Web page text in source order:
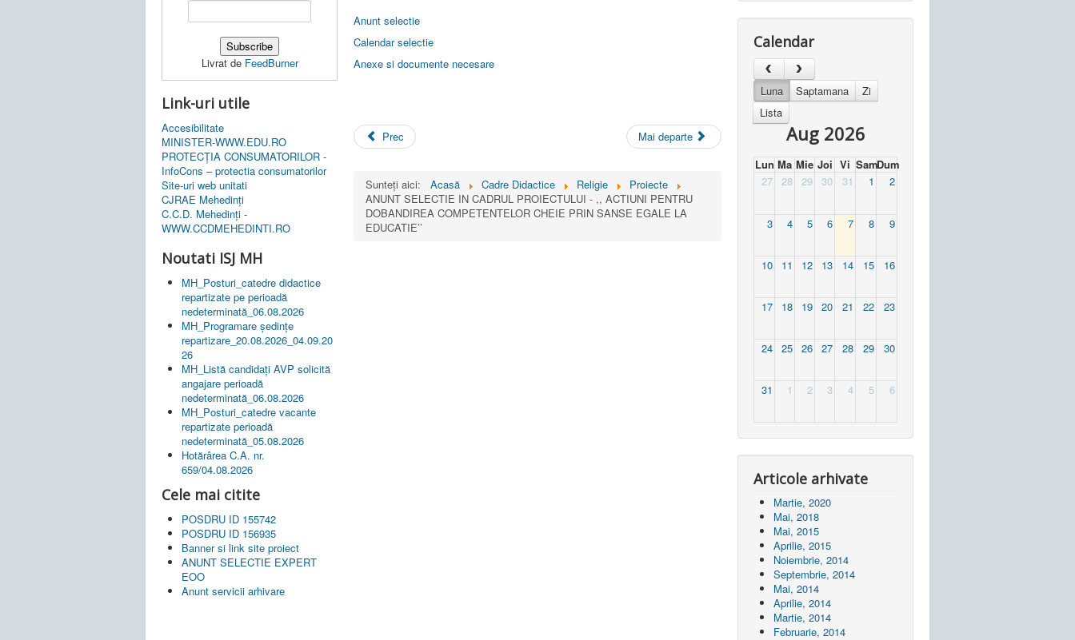
Livrat de FeedBurner
Link-uri utile
Accesibilitate
MINISTER-WWW.EDU.RO
PROTECȚIA CONSUMATORILOR -
InfoCons – protectia consumatorilor
Site-uri web unitati
CJRAE Mehedinți
C.C.D. Mehedinţi -
WWW.CCDMEHEDINTI.RO
Noutati ISJ MH
MH_Posturi_catedre didactice
repartizate pe perioadă
nedeterminată_06.08.2026
MH_Programare ședințe
repartizare_20.08.2026_04.09.20
26
MH_Listă candidați AVP solicită
angajare perioadă
nedeterminată_06.08.2026
MH_Posturi_catedre vacante
repartizate perioadă
nedeterminată_05.08.2026
Hotărârea C.A. nr.
659/04.08.2026
Cele mai citite
POSDRU ID 155742
POSDRU ID 156935
Banner si link site proiect
ANUNT SELECTIE EXPERT
EOO
Anunt servicii arhivare
Anunt selectie
Calendar selectie
Anexe si documente necesare
Prec Mai departe
Sunteți aici: Acasă Cadre Didactice Religie
Proiecte
ANUNT SELECTIE IN CADRUL PROIECTULUI - ,, ACTIUNI PENTRU
DOBANDIREA COMPETENTELOR CHEIE PRIN SANSE EGALE LA
EDUCATIE’’
Calendar
Luna Saptamana
Zi
Lista
Aug 2026
Lun Ma Mie Joi Vi SamDum
27
28 29 30 31 1 2
3 4 5 6 7 8 9
10 11 12 13 14 15 16
17 18 19 20 21 22 23
24 25 26 27 28 29 30
31 1 2 3 4 5 6
Articole arhivate
Martie, 2020
Mai, 2018
Mai, 2015
Aprilie, 2015
Noiembrie, 2014
Septembrie, 2014
Mai, 2014
Aprilie, 2014
Martie, 2014
Februarie, 2014